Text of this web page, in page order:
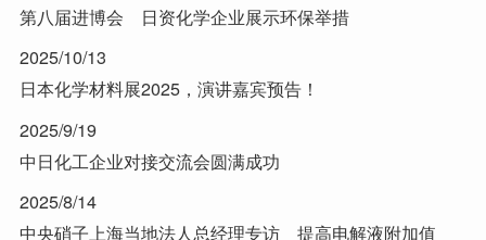
第八届进博会 日资化学企业展示环保举措
2025/10/13
日本化学材料展2025，演讲嘉宾预告！
2025/9/19
中日化工企业对接交流会圆满成功
2025/8/14
中央硝子上海当地法人总经理专访 提高电解液附加值